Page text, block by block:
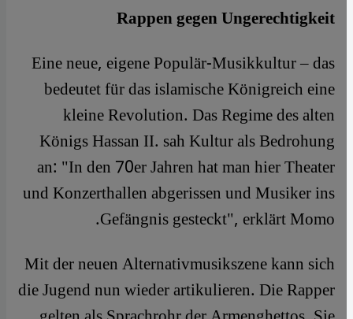
Rappen gegen Ungerechtigkeit
Eine neue, eigene Populär-Musikkultur – das
bedeutet für das islamische Königreich eine
kleine Revolution. Das Regime des alten
Königs Hassan II. sah Kultur als Bedrohung
an: "In den 70er Jahren hat man hier Theater
und Konzerthallen abgerissen und Musiker ins
Gefängnis gesteckt", erklärt Momo.
Mit der neuen Alternativmusikszene kann sich
die Jugend nun wieder artikulieren. Die Rapper